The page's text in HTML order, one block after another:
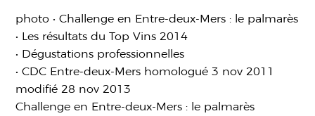
photo • Challenge en Entre-deux-Mers : le palmarès
• Les résultats du Top Vins 2014
• Dégustations professionnelles
• CDC Entre-deux-Mers homologué 3 nov 2011
modifié 28 nov 2013
Challenge en Entre-deux-Mers : le palmarès